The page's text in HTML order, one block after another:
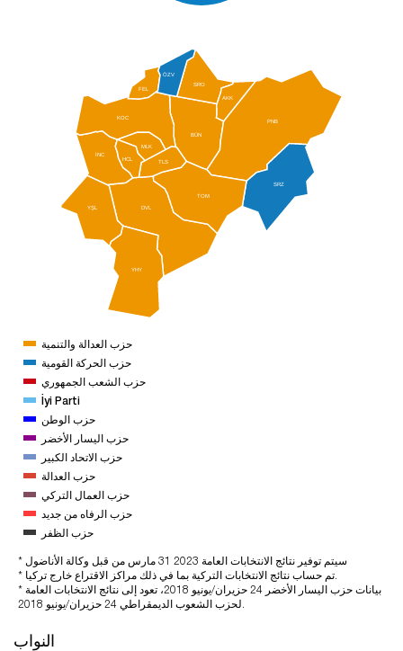
BÜN
DVL
FEL
İNC
PNB
SRO
SRZ
TOM
YHY
YŞL
AKK
TLS
KOC
MLK
HCL
ÖZV
حزب العدالة والتنمية
حزب الحركة القومية
حزب الشعب الجمهوري
İyi Parti
حزب الوطن
حزب اليسار الأخضر
حزب الاتحاد الكبير
حزب العدالة
حزب العمال التركي
حزب الرفاه من جديد
حزب الظفر
* سيتم توفير نتائج الانتخابات العامة 2023 31 مارس من قبل وكالة الأناضول
* تم حساب نتائج الانتخابات التركية بما في ذلك مراكز الاقتراع خارج تركيا.
* بيانات حزب اليسار الأخضر 24 حزيران/يونيو 2018، تعود إلى نتائج الانتخابات العامة
لحزب الشعوب الديمقراطي 24 حزيران/يونيو 2018.
النواب